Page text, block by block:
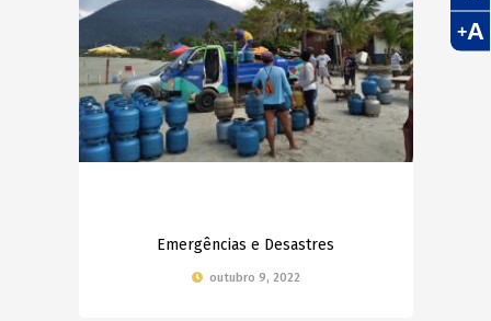
Emergências e Desastres
outubro 9, 2022
+A